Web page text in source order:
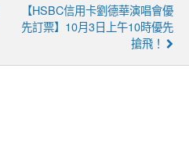
【HSBC信用卡劉德華演唱會優
先訂票】10月3日上午10時優先
搶飛！